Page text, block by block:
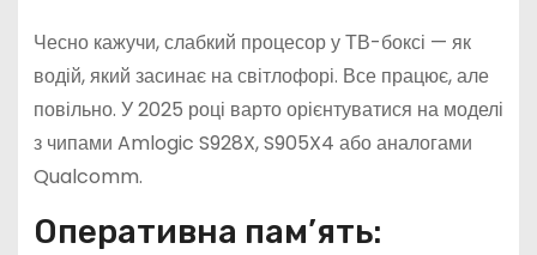
Чесно кажучи, слабкий процесор у ТВ-боксі — як
водій, який засинає на світлофорі. Все працює, але
повільно. У 2025 році варто орієнтуватися на моделі
з чипами Amlogic S928X, S905X4 або аналогами
Qualcomm.
Оперативна пам’ять: